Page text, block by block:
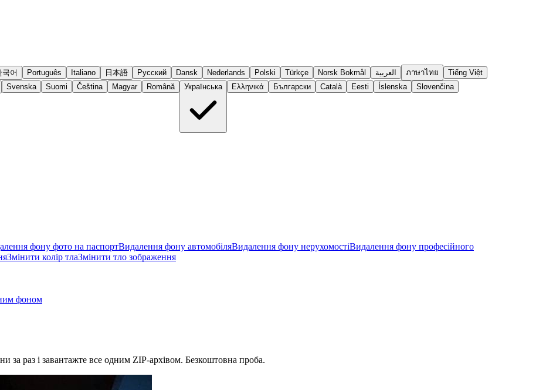
국어 Português Italiano 日本語 Русский Dansk Nederlands Polski Türkçe Norsk Bokmål العربية ภาษาไทย
Tiếng Việt
Svenska Suomi Čeština Magyar Română Українська Ελληνικά Български Català Eesti Íslenska Slovenčina
фону фото на паспортВидалення фону автомобіляВидалення фону нерухомостіВидалення фону професійного
Змінити колір тлаЗмінити тло зображення
фоном
за раз і завантажте все одним ZIP-архівом. Безкоштовна проба.